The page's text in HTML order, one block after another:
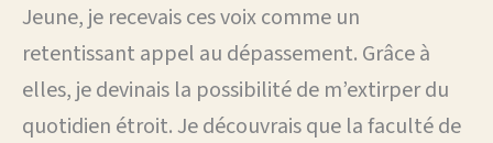
Jeune, je recevais ces voix comme un
retentissant appel au dépassement. Grâce à
elles, je devinais la possibilité de m’extirper du
quotidien étroit. Je découvrais que la faculté de